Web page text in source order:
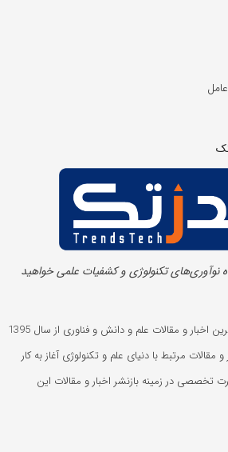
نوآوری‌های تکنولوژی و کشفیات علمی خواهید
ترندز تک، سیستم جامع بروزترین اخبار و مقالات علم و دانش و فناوری از سال 1395
مرتبط با دنیای علم و تکنولوژی آغاز به کار
تخصصی در زمینه بازنشر اخبار و مقالات این